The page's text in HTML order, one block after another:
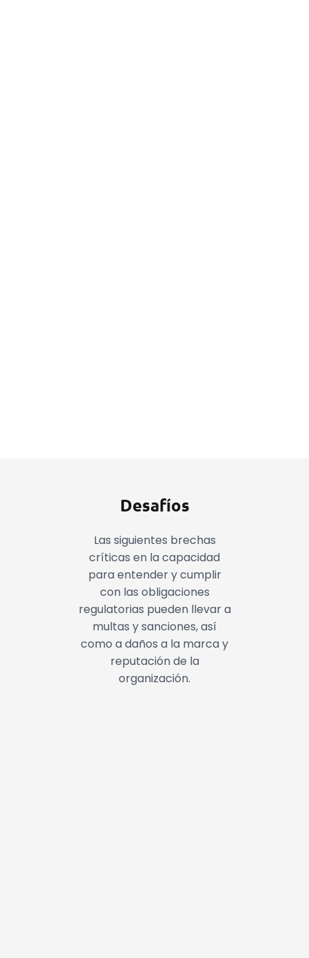
Desafíos
Las siguientes brechas
críticas en la capacidad
para entender y cumplir
con las obligaciones
regulatorias pueden llevar a
multas y sanciones, así
como a daños a la marca y
reputación de la
organización.